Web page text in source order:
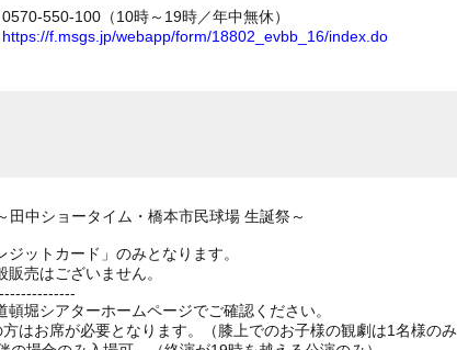
550-100（10時～19時／年中無休）
https://f.msgs.jp/webapp/form/18802_evbb_16/index.do
中ショータイム・橋本市民球場 生誕祭～
ットカード」のみとなります。
売はございません。
堀シアターホームページでご確認ください。
はお席が必要となります。（膝上でのお子様の観劇は1名様のみ